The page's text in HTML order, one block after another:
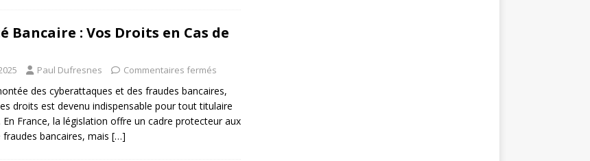
Bancaire : Vos Droits en Cas de
Paul Dufresnes Commentaires fermés
des cyberattaques et des fraudes bancaires,
droits est devenu indispensable pour tout titulaire
France, la législation offre un cadre protecteur aux
bancaires, mais […]